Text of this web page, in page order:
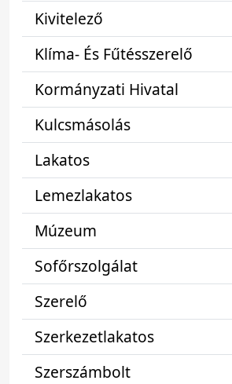
Kivitelező
Klíma- És Fűtésszerelő
Kormányzati Hivatal
Kulcsmásolás
Lakatos
Lemezlakatos
Múzeum
Sofőrszolgálat
Szerelő
Szerkezetlakatos
Szerszámbolt